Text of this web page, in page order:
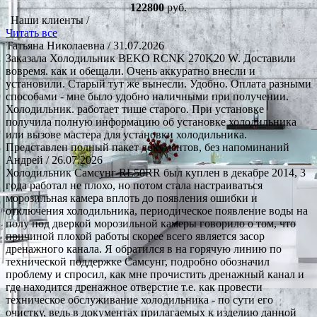
122800руб.
Наши клиенты /
Читать все
Татьяна Николаевна/ 31.07.2026
Заказала Холодильник BEKO RCNK 270K20 W. Доставили
вовремя. как и обещали. Очень аккуратно внесли и
установили. Старый тут же вынесли. Удобно. Оплата разными
способами - мне было удобно наличными при получении.
Холодильник. работает тише старого. При установке
получила полную информацию об установке холодильника
или вызове мастера для установки холодильника.
Представлен полный пакет документов, без напоминаний
Андрей/ 26.07.2026
Холодильник Самсунг RL50RR был куплен в декабре 2014, 3
года работал не плохо, но потом стала настраиваться
морозильная камера вплоть до появления ошибки и
отключения холодильника, периодическое появление воды на
полу под дверкой морозильной камеры говорило о том, что
причиной плохой работы скорее всего является засор
дренажного канала. Я обратился в на горячую линию по
технической поддержке Самсунг, подробно обозначил
проблему и спросил, как мне прочистить дренажный канал и
где находится дренажное отверстие т.е. как провести
техническое обслуживание холодильника - по сути его
очистку, ведь в документах прилагаемых к изделию данной